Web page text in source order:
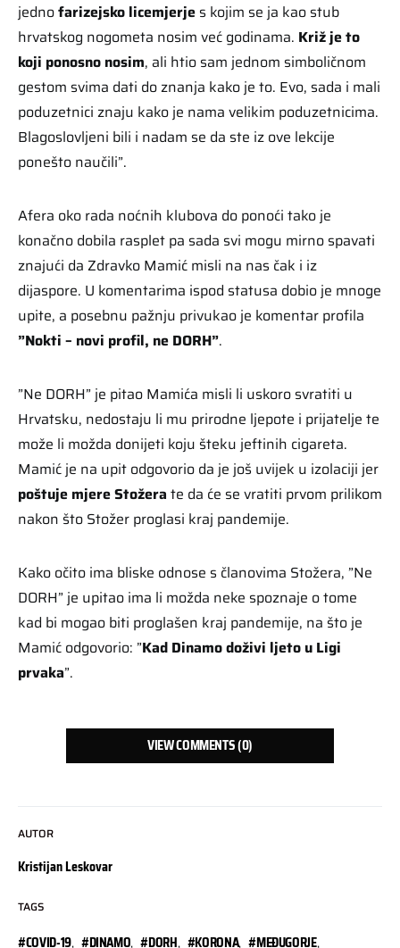
AUTOR
Kristijan Leskovar
TAGS
#COVID-19, #DINAMO, #DORH, #KORONA, #MEĐUGORJE,
jednofarizejsko licemjerje s kojim se ja kao stub
hrvatskog nogometa nosim već godinama. Križ je to
koji ponosno nosim, ali htio sam jednom simboličnom
gestom svima dati do znanja kako je to. Evo, sada i mali
poduzetnici znaju kako je nama velikim poduzetnicima.
Blagoslovljeni bili i nadam se da ste iz ove lekcije
ponešto naučili”.
Afera oko rada noćnih klubova do ponoći tako je
konačno dobila rasplet pa sada svi mogu mirno spavati
znajući da Zdravko Mamić misli na nas čak i iz
dijaspore. U komentarima ispod statusa dobio je mnoge
upite, a posebnu pažnju privukao je komentar profila
”Nokti – novi profil, ne DORH”.
”Ne DORH” je pitao Mamića misli li uskoro svratiti u
Hrvatsku, nedostaju li mu prirodne ljepote i prijatelje te
može li možda donijeti koju šteku jeftinih cigareta.
Mamić je na upit odgovorio da je još uvijek u izolaciji jer
poštuje mjere Stožera te da će se vratiti prvom prilikom
nakon što Stožer proglasi kraj pandemije.
Kako očito ima bliske odnose s članovima Stožera, ”Ne
DORH” je upitao ima li možda neke spoznaje o tome
kad bi mogao biti proglašen kraj pandemije, na što je
Mamić odgovorio: ”Kad Dinamo doživi ljeto u Ligi
prvaka”.
VIEW COMMENTS (0)